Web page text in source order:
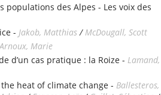
populations des Alpes - Les voix des
- Jakob, Matthias/McDougall, Scott
Arnoux, Marie
d’un cas pratique : la Roize - Lamand,
heat of climate change - Ballesteros,